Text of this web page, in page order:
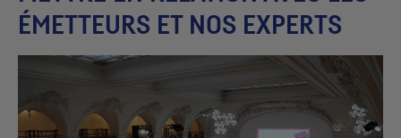
ÉMETTEURS ET NOS EXPERTS